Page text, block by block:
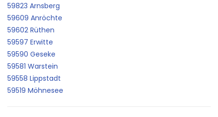
59823 Arnsberg
59609 Anröchte
59602 Rüthen
59597 Erwitte
59590 Geseke
59581 Warstein
59558 Lippstadt
59519 Möhnesee